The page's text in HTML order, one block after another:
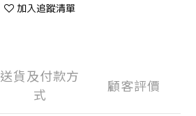
加入追蹤清單
送貨及付款方
式
顧客評價